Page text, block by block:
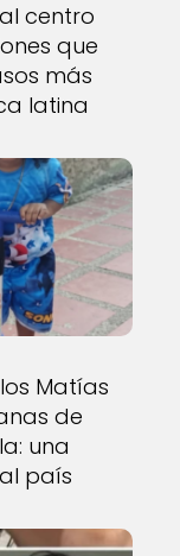
centro
que
más
latina
Matías
de
una
país